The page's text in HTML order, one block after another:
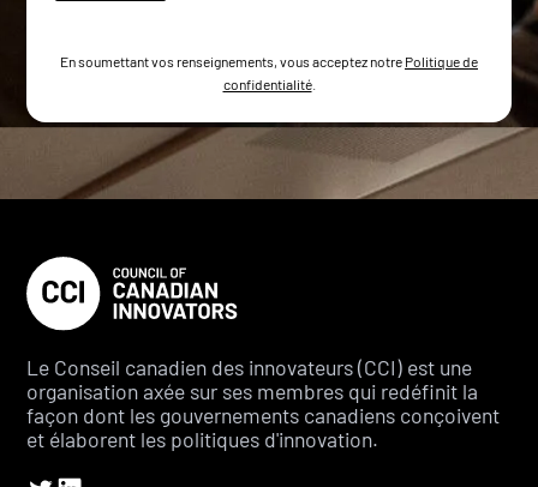
En soumettant vos renseignements, vous acceptez notre Politique de
confidentialité.
Le Conseil canadien des innovateurs (CCI) est une
organisation axée sur ses membres qui redéfinit la
façon dont les gouvernements canadiens conçoivent
et élaborent les politiques d'innovation.